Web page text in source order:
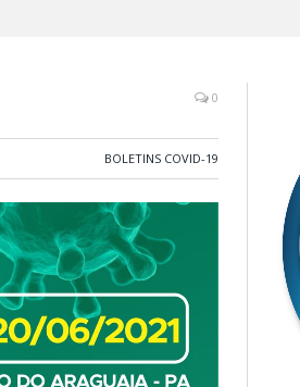
0
BOLETINS COVID-19